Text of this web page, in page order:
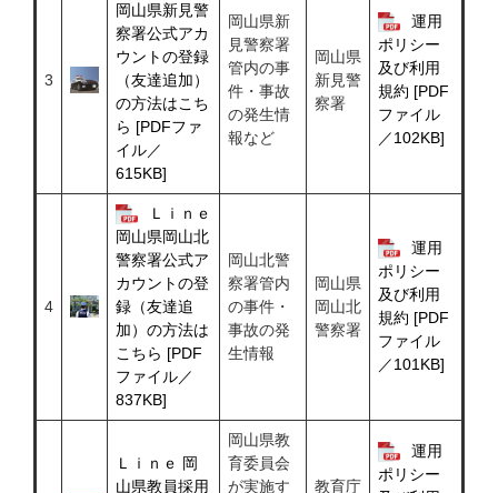
3
岡山県新見警
察署公式アカ
ウントの登録
（友達追加）
の方法はこち
ら [PDFファ
イル／
615KB]
岡山県新
見警察署
管内の事
件・事故
の発生情
報など
岡山県
新見警
察署
運用
ポリシー
及び利用
規約 [PDF
ファイル
／102KB]
4
Ｌｉｎｅ
岡山県岡山北
警察署公式ア
カウントの登
録（友達追
加）の方法は
こちら [PDF
ファイル／
837KB]
岡山北警
察署管内
の事件・
事故の発
生情報
岡山県
岡山北
警察署
運用
ポリシー
及び利用
規約 [PDF
ファイル
／101KB]
Ｌｉｎｅ 岡
山県教員採用
岡山県教
育委員会
が実施す
教育庁
運用
ポリシー